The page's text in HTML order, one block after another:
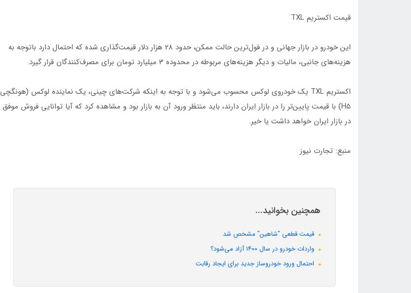
قیمت اکستریم TXL
این خودرو در بازار جهانی و در فول‌ترین حالت ممکن، حدود 28 هزار دلار قیمت‌گذاری شده که احتمال دارد باتوجه به
هزینه‌های جانبی، مالیات و دیگر هزینه‌های مربوطه در محدوده 3 میلیارد تومان برای مصرف‌کنندگان قرار گیرد.
اکستریم TXL یک خودروی لوکس محسوب می‌شود و با توجه به اینکه شرکت‌های چینی، یک نماینده لوکس (هونگچی
H5) با قیمت پایین‌تر را در بازار ایران دارند، باید منتظر ورود آن به بازار بود و مشاهده کرد که آیا توانایی فروش موفق
در بازار ایران خواهد داشت یا خیر.
منبع: تجارت نیوز
همچنین بخوانید...
قیمت قطعی "شاهین" مشخص شد
واردات خودرو در سال ۱۴۰۰ آزاد می‌شود؟
احتمال ورود خودروساز جدید برای ایجاد رقابت